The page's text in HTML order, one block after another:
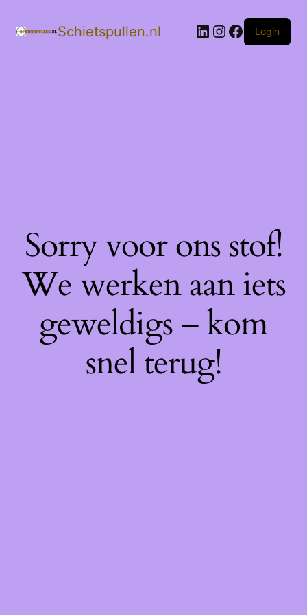
Schietspullen.nl LinkedIn
Instagram
Facebook
Login
Sorry voor ons stof!
We werken aan iets
geweldigs – kom
snel terug!